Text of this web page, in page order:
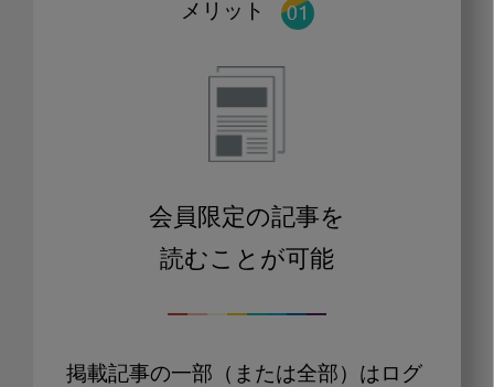
メリット
会員限定の記事を
読むことが可能
掲載記事の一部（または全部）はログ